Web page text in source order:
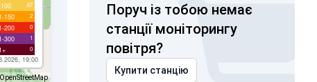
67
150 2
200 0
300 1
0
19:00
Поруч із тобою немає
станції моніторингу
повітря?
Купити станцію